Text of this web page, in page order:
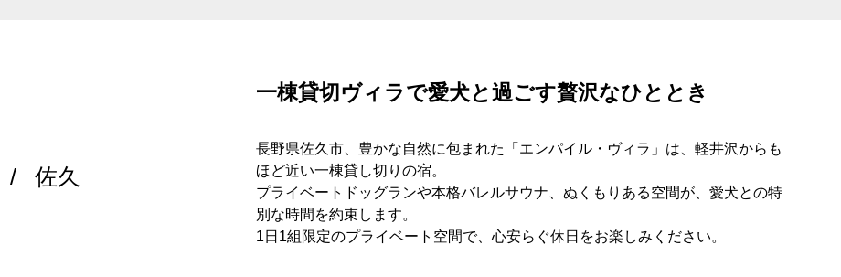
佐久
一棟貸切ヴィラで愛犬と過ごす贅沢なひととき
長野県佐久市、豊かな自然に包まれた「エンパイル・ヴィラ」は、軽井沢からも
ほど近い一棟貸し切りの宿。
プライベートドッグランや本格バレルサウナ、ぬくもりある空間が、愛犬との特
別な時間を約束します。
1日1組限定のプライベート空間で、心安らぐ休日をお楽しみください。